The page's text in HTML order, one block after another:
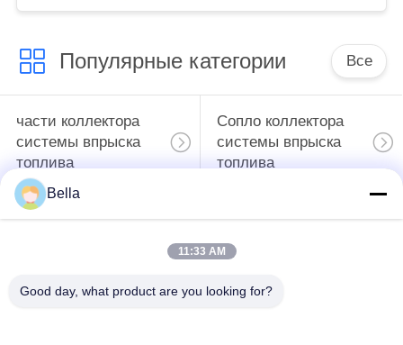
Популярные категории Все
части коллектора
системы впрыска
топлива
Сопло коллектора
системы впрыска
топлива
Модулирующая
коллектора системы
Bella
11:33 AM
Good day, what product are you looking for?